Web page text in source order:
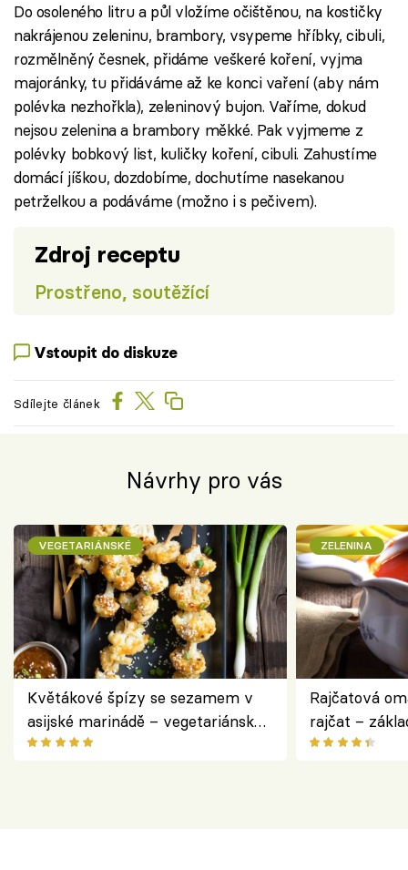
Do osoleného litru a půl vložíme očištěnou, na kostičky
nakrájenou zeleninu, brambory, vsypeme hříbky, cibuli,
rozmělněný česnek, přidáme veškeré koření, vyjma
majoránky, tu přidáváme až ke konci vaření (aby nám
polévka nezhořkla), zeleninový bujon. Vaříme, dokud
nejsou zelenina a brambory měkké. Pak vyjmeme z
polévky bobkový list, kuličky koření, cibuli. Zahustíme
domácí jíškou, dozdobíme, dochutíme nasekanou
petrželkou a podáváme (možno i s pečivem).
Zdroj receptu
Prostřeno, soutěžící
Vstoupit do diskuze
Sdílejte článek
Návrhy pro vás
VEGETARIÁNSKÉ
Květákové špízy se sezamem v
asijské marinádě – vegetariánská
chuťovka z grilu
ZELENINA
Rajčatová
rajčat –